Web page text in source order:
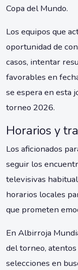
Copa del Mundo.
Los equipos que
oportunidad de
casos, intentar
favorables en
se espera en esta
torneo 2026.
Horarios y
Los aficionados
seguir los
televisivas
horarios locales
que prometen
En Albirroja
del torneo,
selecciones en